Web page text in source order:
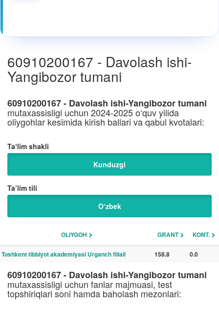
60910200167 - Davolash ishi-
Yangibozor tumani
60910200167 - Davolash ishi-Yangibozor tumani
mutaxassisligi uchun 2024-2025 o‘quv yilida
oliygohlar kesimida kirish ballari va qabul kvotalari:
Taʼlim shakli
Kunduzgi
Ta’lim tili
O‘zbek
OLIYGOH GRANT KONT.
Toshkent tibbiyot akademiyasi Urganch filiali 158.8 0.0
60910200167 - Davolash ishi-Yangibozor tumani
mutaxassisligi uchun fanlar majmuasi, test
topshiriqlari soni hamda baholash mezonlari: